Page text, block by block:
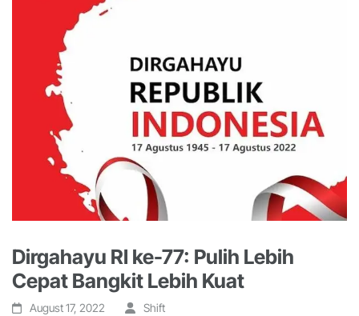
Dirgahayu RI ke-77: Pulih Lebih
Cepat Bangkit Lebih Kuat
August 17, 2022 Shift